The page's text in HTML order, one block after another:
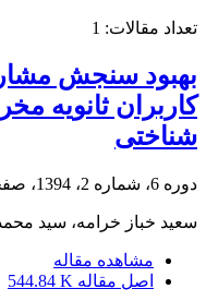
تعداد مقالات: 1
بهبود سنجش
کاربران ثانویه
شناختی
دوره 6، شماره 2، 1394، صفحه
سعید خباز خرامه، سید
مشاهده مقاله
اصل مقاله 544.84 K